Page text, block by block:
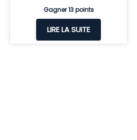
Gagner 13 points
LIRE LA SUITE